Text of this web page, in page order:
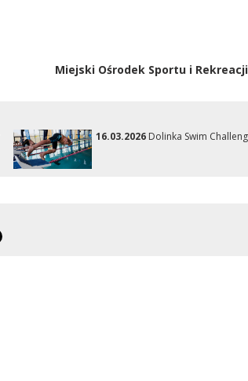
Miejski Ośrodek Sportu i
16.03.2026Dolinka Swim